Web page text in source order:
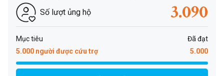
Số lượt ủng hộ 3.090
Mục tiêu
5.000 người được cứu trợ
Đã đạt
5.000